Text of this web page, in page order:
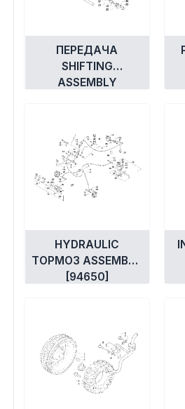
ПЕРЕДАЧА
SHIFTING
ASSEMBLY
HYDRAULIC
ТОРМОЗ ASSEMBLY
[94650]